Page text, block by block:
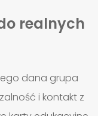
realnych
dana grupa
i kontakt z